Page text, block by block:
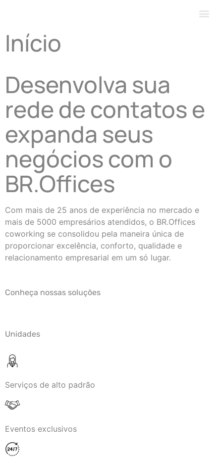
Início
Desenvolva sua
rede de contatos e
expanda seus
negócios com o
BR.Offices
Com mais de 25 anos de experiência no mercado e
mais de 5000 empresários atendidos, o BR.Offices
coworking se consolidou pela maneira única de
proporcionar excelência, conforto, qualidade e
relacionamento empresarial em um só lugar.
Conheça nossas soluções
Unidades
Serviços de alto padrão
Eventos exclusivos